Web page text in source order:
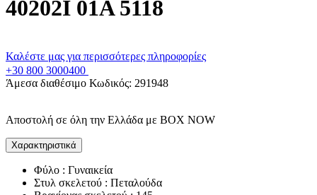
40202I 01A 5118
Καλέστε μας για περισσότερες πληροφορίες
+30 800 3000400
Άμεσα διαθέσιμο Κωδικός: 291948
Αποστολή σε όλη την Ελλάδα με BOX NOW
Χαρακτηριστικά
Φύλο : Γυναικεία
Στυλ σκελετού : Πεταλούδα